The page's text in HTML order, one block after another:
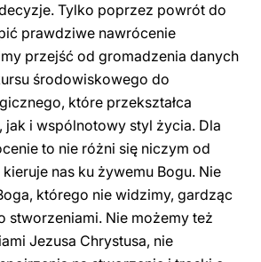
Tylko poprzez powrót do
prawdziwe nawrócenie
przejść od gromadzenia danych
środowiskowego do
które przekształca
jak i wspólnotowy styl życia. Dla
to nie różni się niczym od
nas ku żywemu Bogu. Nie
którego nie widzimy, gardząc
stworzeniami. Nie możemy też
Jezusa Chrystusa, nie